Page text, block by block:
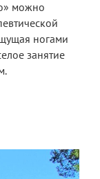
можно
ногами
занятие